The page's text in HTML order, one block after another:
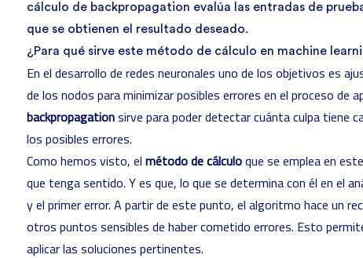
cálculo de backpropagation evalúa las entradas de
que se obtienen el resultado deseado.
¿Para qué sirve este método de cálculo en machine
En el desarrollo de redes neuronales uno de los objetivos es
de los nodos para minimizar posibles errores en el proceso de
backpropagationsirve para poder detectar cuánta culpa tiene
los posibles errores.
Como hemos visto, el método de cálculoque se emplea en
que tenga sentido. Y es que, lo que se determina con él en el
y el primer error. A partir de este punto, el algoritmo hace un
otros puntos sensibles de haber cometido errores. Esto
aplicar las soluciones pertinentes.